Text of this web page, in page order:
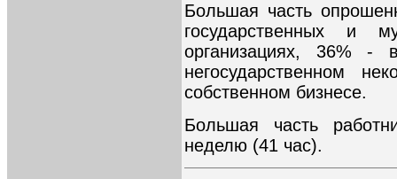
Большая часть
государственных и
организациях, 36%
негосударственном
собственном бизнесе.
Большая часть
неделю (41 час).